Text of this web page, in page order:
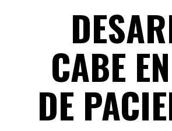
CABE
DE